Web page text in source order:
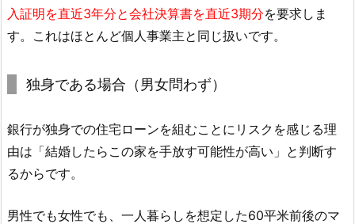
入証明を直近3年分と会社決算書を直近3期分を要求しま
す。これはほとんど個人事業主と同じ扱いです。
独身である場合（男女問わず）
銀行が独身での住宅ローンを組むことにリスクを感じる理
由は「結婚したらこの家を手放す可能性が高い」と判断す
るからです。
男性でも女性でも、一人暮らしを想定した60平米前後のマ